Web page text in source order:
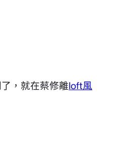
，就在蔡修離loft風